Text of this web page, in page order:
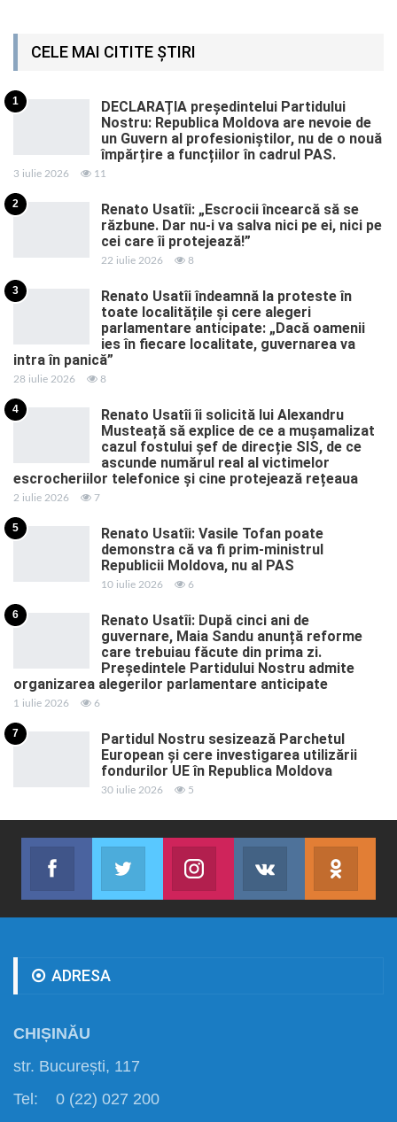
CELE MAI CITITE ȘTIRI
1
DECLARAȚIA președintelui Partidului
Nostru: Republica Moldova are nevoie de
un Guvern al profesioniștilor, nu de o nouă
împărțire a funcțiilor în cadrul PAS.
3 iulie 2026 11
2
Renato Usatîi: „Escrocii încearcă să se
răzbune. Dar nu-i va salva nici pe ei, nici pe
cei care îi protejează!”
22 iulie 2026 8
3
Renato Usatîi îndeamnă la proteste în
toate localitățile și cere alegeri
parlamentare anticipate: „Dacă oamenii
ies în fiecare localitate, guvernarea va
intra în panică”
28 iulie 2026 8
4
Renato Usatîi îi solicită lui Alexandru
Musteață să explice de ce a mușamalizat
cazul fostului șef de direcție SIS, de ce
ascunde numărul real al victimelor
escrocheriilor telefonice și cine protejează rețeaua
2 iulie 2026 7
5
Renato Usatîi: Vasile Tofan poate
demonstra că va fi prim-ministrul
Republicii Moldova, nu al PAS
10 iulie 2026 6
6
Renato Usatîi: După cinci ani de
guvernare, Maia Sandu anunță reforme
care trebuiau făcute din prima zi.
Președintele Partidului Nostru admite
organizarea alegerilor parlamentare anticipate
1 iulie 2026 6
7
Partidul Nostru sesizează Parchetul
European și cere investigarea utilizării
fondurilor UE în Republica Moldova
30 iulie 2026 5
Facebook
Abonează-te
Twitter
Join us on TwitterJoin us on Instagram
Abonează-te
ADRESA
CHIȘINĂU
str. București, 117
Tel: 0 (22) 027 200